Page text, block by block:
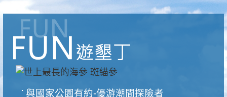
與國家公園有約-優游潮間探險者